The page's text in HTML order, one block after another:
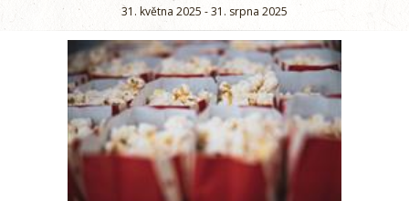
31. května 2025 - 31. srpna 2025